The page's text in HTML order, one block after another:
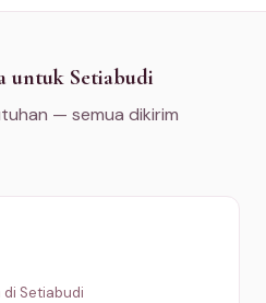
untuk Setiabudi
— semua dikirim
Setiabudi